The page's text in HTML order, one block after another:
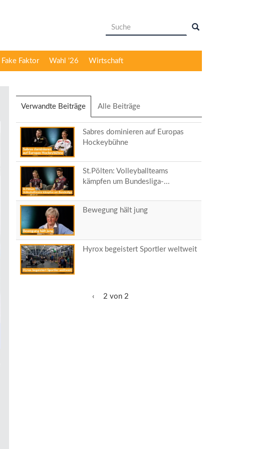
Suchformular
Fake Faktor Wahl '26 Wirtschaft
Verwandte Beiträge (aktiver
Reiter)
Alle Beiträge
Sabres dominieren auf Europas
Hockeybühne
St.Pölten: Volleyballteams
kämpfen um Bundesliga-...
Bewegung hält jung
Hyrox begeistert Sportler weltweit
‹ 2 von 2